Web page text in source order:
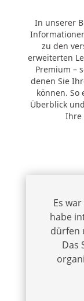
In unserer
zu den
erweiterten
Premium –
denen Sie
können. So
Überblick
Ihre
Es
habe
dürfen
Das